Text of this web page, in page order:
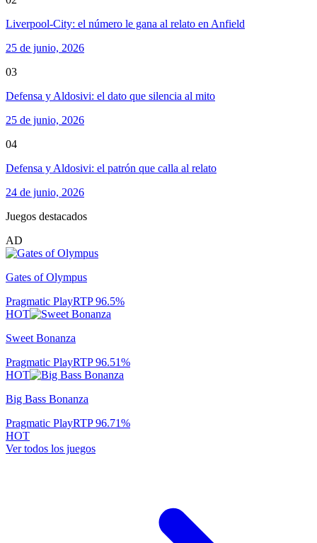
Liverpool-City: el número le gana al relato en Anfield
25 de junio, 2026
03
Defensa y Aldosivi: el dato que silencia al mito
25 de junio, 2026
04
Defensa y Aldosivi: el patrón que calla al relato
24 de junio, 2026
Juegos destacados
AD
Gates of Olympus
Pragmatic PlayRTP96.5%
HOT
Sweet Bonanza
Pragmatic PlayRTP96.51%
HOT
Big Bass Bonanza
Pragmatic PlayRTP96.71%
HOT
Ver todos los juegos